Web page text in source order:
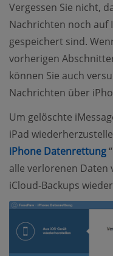
Vergessen Sie nicht,
Nachrichten noch auf
gespeichert sind.
vorherigen
können Sie auch
Nachrichten über
Um gelöschte
iPad
iPhone Datenrettung
alle verlorenen Daten
iCloud-Backups